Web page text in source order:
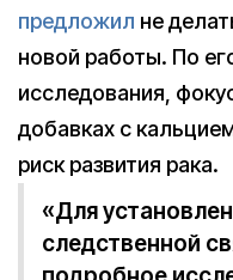
предложил не
новой работы. По
исследования,
добавках с
риск развития рака.
«Для
следственной